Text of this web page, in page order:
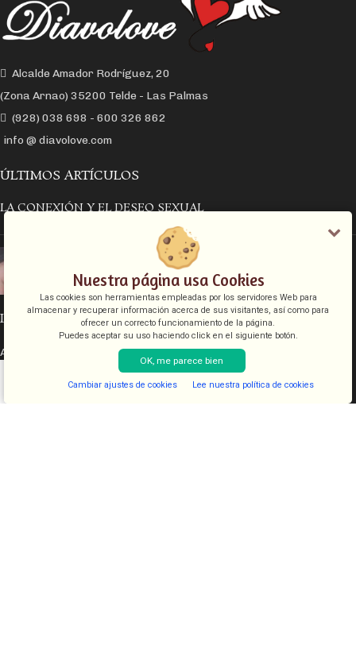
Alcalde Amador Rodríguez, 20
(Zona Arnao) 35200 Telde - Las Palmas
(928) 038 698 - 600 326 862
info @ diavolove.com
ÚLTIMOS ARTÍCULOS
LA CONEXIÓN Y EL DESEO SEXUAL
EL COLLAR DE CADENA CON CANDADO
INFORMACIÓN LEGAL
Aviso legal
Política de cookies
Política de privacidad
My account
Nuestra página usa Cookies
Las cookies son herramientas empleadas por los servidores Web para
almacenar y recuperar información acerca de sus visitantes, así como para
ofrecer un correcto funcionamiento de la página.
Puedes aceptar su uso haciendo click en el siguiente botón.
OK, me parece bien
Cambiar ajustes de cookies Lee nuestra política de cookies